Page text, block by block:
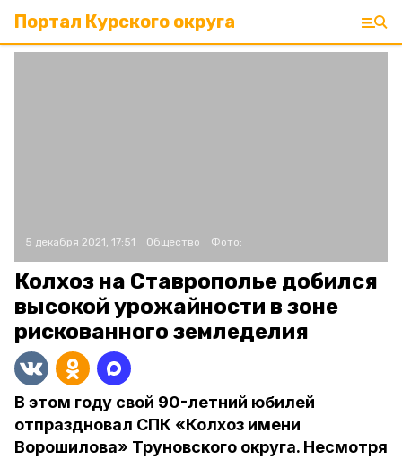
Портал Курского округа
5 декабря 2021, 17:51 Общество Фото:
Колхоз на Ставрополье добился
высокой урожайности в зоне
рискованного земледелия
В этом году свой 90-летний юбилей
отпраздновал СПК «Колхоз имени
Ворошилова» Труновского округа. Несмотря